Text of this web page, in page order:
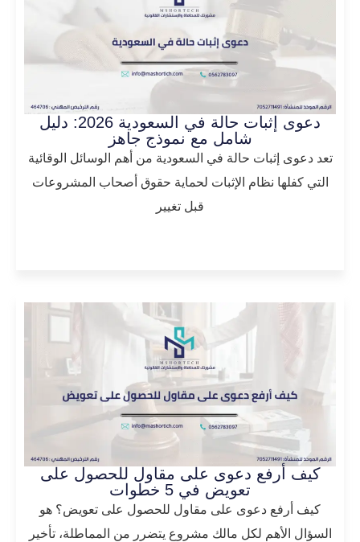
دعوى إثبات حالة في السعودية 2026: دليل
شامل مع نموذج جاهز
تعد دعوى إثبات حالة في السعودية من أهم الوسائل الوقائية
التي كفلها نظام الإثبات لحماية حقوق أصحاب المشروعات
قبل تغيير
كيف أرفع دعوى على مقاول للحصول على
تعويض في 5 خطوات
كيف أرفع دعوى على مقاول للحصول على تعويض؟ هو
السؤال الأهم لكل مالك مشروع يتضرر من المماطلة، تأخير